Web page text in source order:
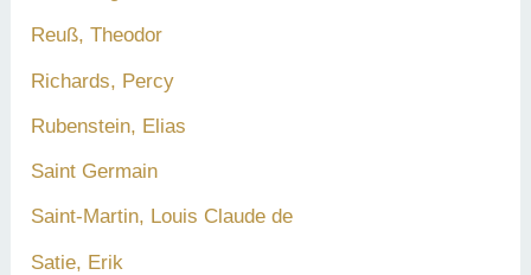
Reuß, Theodor
Richards, Percy
Rubenstein, Elias
Saint Germain
Saint-Martin, Louis Claude de
Satie, Erik